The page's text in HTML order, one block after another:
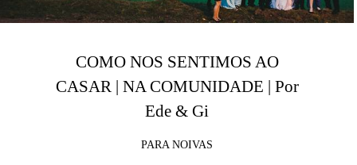
COMO NOS SENTIMOS AO
CASAR | NA COMUNIDADE | Por
Ede & Gi
PARA NOIVAS